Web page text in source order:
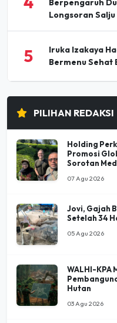
Berpengaruh
Longsoran Salju
5
Iruka Izakaya
Bermenu Sehat
PILIHAN REDAKSI
Holding
Promosi
Sorotan
07 Agu 2026
Jovi, Gajah
Setelah 34
05 Agu 2026
WALHI-KPA
Hutan
03 Agu 2026